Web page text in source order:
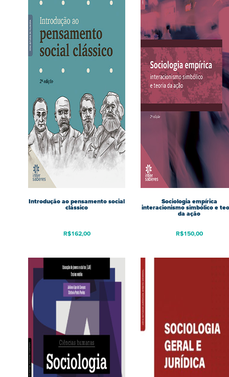
Introdução ao pensamento social
clássico
R$162,00
Sociologia empírica
interacionismo simbólico e
da ação
R$150,00